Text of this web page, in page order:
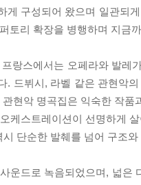
게 구성되어 왔으며 일관되
토리 확장을 병행하며 지금
랑스에서는 오페라와 발레
. 드뷔시, 라벨 같은 관현악
현악 명곡집은 익숙한 작품
케스트레이션이 선명하게
시 단순한 발췌를 넘어 구조
운드로 녹음되었으며, 넓은